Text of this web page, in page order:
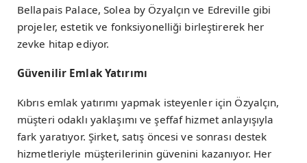
Bellapais Palace, Solea by Özyalçın ve Edreville gibi
projeler, estetik ve fonksiyonelliği birleştirerek her
zevke hitap ediyor.
Güvenilir Emlak Yatırımı
Kıbrıs emlak yatırımı yapmak isteyenler için Özyalçın,
müşteri odaklı yaklaşımı ve şeffaf hizmet anlayışıyla
fark yaratıyor. Şirket, satış öncesi ve sonrası destek
hizmetleriyle müşterilerinin güvenini kazanıyor. Her